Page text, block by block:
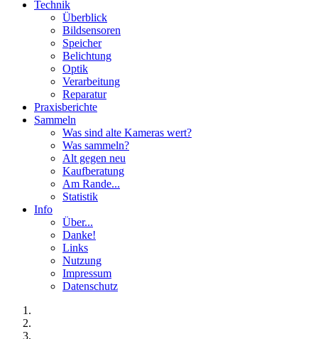
Technik
Überblick
Bildsensoren
Speicher
Belichtung
Optik
Verarbeitung
Reparatur
Praxisberichte
Sammeln
Was sind alte Kameras wert?
Was sammeln?
Alt gegen neu
Kaufberatung
Am Rande...
Statistik
Info
Über...
Danke!
Links
Nutzung
Impressum
Datenschutz